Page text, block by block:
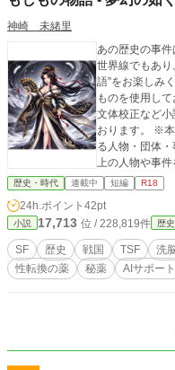
仁義と意地の
神崎 未緒里
あの歴史の事件はそんな裏
世界線でもあり。 R18表現も盛り込んだ、歴史の”もし
語”をお楽しみください。 ※挿絵は
ものを使用し
文体校正など
おります。 ※
る人物・団体
上の人物や事
これらは物語を
しての利用にと
写、思想などは
基づくもので
そのご遺族、関
一切なく、また
ん。
歴史・時代 連載中 短編 R18
24h.ポイント 42pt
小説 17,713 位 / 228,819件 歴
SF 歴史 戦国 TSF 洗
性転換の薬
秘薬 AIサポート